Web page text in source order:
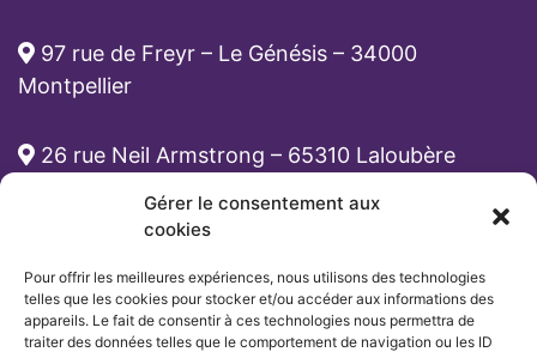
Gérer le consentement aux
cookies
Pour offrir les meilleures expériences, nous utilisons des technologies
telles que les cookies pour stocker et/ou accéder aux informations des
appareils. Le fait de consentir à ces technologies nous permettra de
traiter des données telles que le comportement de navigation ou les ID
97 rue de Freyr – Le Génésis – 34000
Montpellier
26 rue Neil Armstrong – 65310 Laloubère
cabinet-rh@atona.fr
05 33 89 39 62